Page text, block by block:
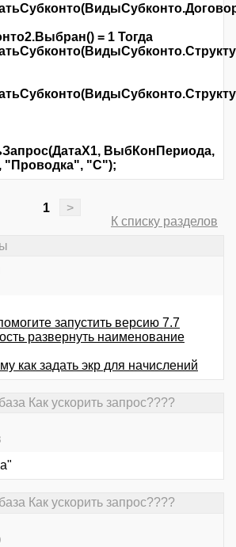
= 1 Тогда
ВыбКонПериода,
"Проводка", "С");
1
>
К списку разделов
запустить версию 7.7
развернуть наименование
как задать экр для начислений
Как ускорить запрос????
Как ускорить запрос????